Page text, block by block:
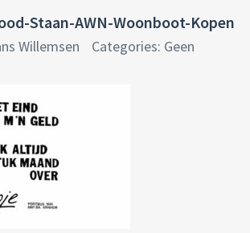
Staan-AWN-Woonboot-Kopen
Willemsen Categories: Geen